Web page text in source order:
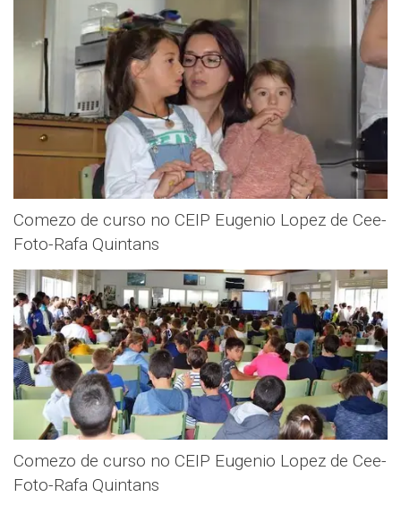
Comezo de curso no CEIP Eugenio Lopez de Cee-
Foto-Rafa Quintans
Comezo de curso no CEIP Eugenio Lopez de Cee-
Foto-Rafa Quintans